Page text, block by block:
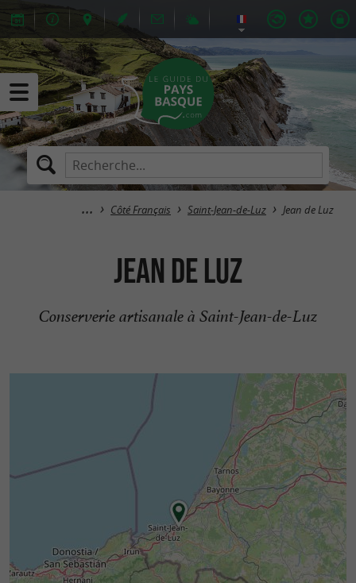
Côté Français Saint-Jean-de-Luz Jean de Luz
Jean de Luz
Conserverie artisanale à Saint-Jean-de-Luz